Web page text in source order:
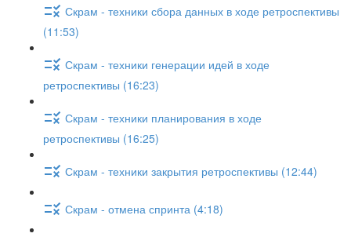
Скрам - техники сбора данных в ходе ретроспективы
(11:53)
Скрам - техники генерации идей в ходе
ретроспективы (16:23)
Скрам - техники планирования в ходе
ретроспективы (16:25)
Скрам - техники закрытия ретроспективы (12:44)
Скрам - отмена спринта (4:18)